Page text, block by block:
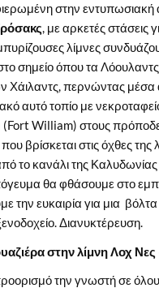
στην
, με αρκετές στάσεις
λίμνες
σημείο όπου τα Λόουλαντς
Χάιλαντς, περνώντας μέσα
αυτό τοπίο με
William) στους
βρίσκεται στις όχθες
το κανάλι της
θα φθάσουμε στο
την ευκαιρία για μια
Διανυκτέρευση.
στην λίμνη Λοχ
την γνωστή σε